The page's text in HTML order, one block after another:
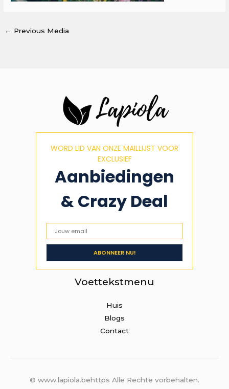
← Previous Media
WORD LID VAN ONZE MAILLIJST VOOR
EXCLUSIEF
Aanbiedingen
& Crazy Deal
Voettekstmenu
Huis
Blogs
Contact
© www.lapiola.behttps Alle Rechte vorbehalten.